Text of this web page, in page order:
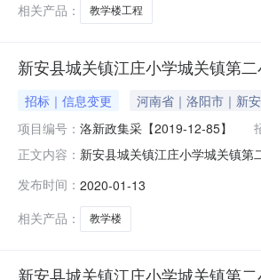
相关产品：
教学楼工程
新安县城关镇江庄小学城关镇第
招标｜信息变更 河南省｜洛阳市｜新
项目编号： 洛新政集采【2019-12-85】
正文内容： 新安县城关镇江庄小学城关镇
洛新政集采【2019-12-85】三
发布时间： 2020-01-13
相关产品：
教学楼
新安县城关镇江庄小学城关镇第